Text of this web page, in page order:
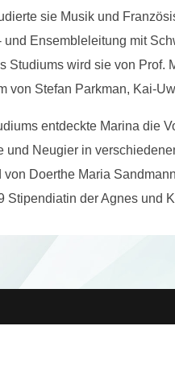
sie Musik und
Ensembleleitung mit
Studiums wird sie von
von Stefan Parkman, Kai-
entdeckte Marina die
und Neugier in
Doerthe Maria
Stipendiatin der Agnes und